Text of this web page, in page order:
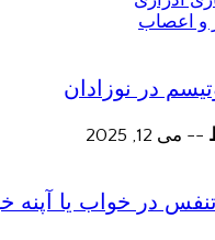
و اعصاب
در نوزادان
-- می 12, 2025
در خواب یا آپنه